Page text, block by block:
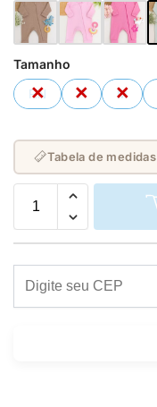
Tamanho
RN P M
Tabela de medidas